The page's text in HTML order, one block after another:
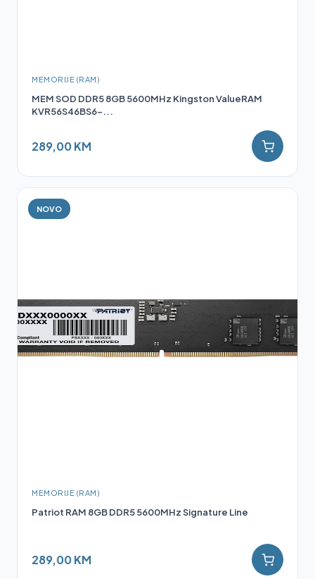
MEMORIJE (RAM)
MEM SOD DDR5 8GB 5600MHz Kingston ValueRAM
KVR56S46BS6-...
289,00 KM
NOVO
MEMORIJE (RAM)
Patriot RAM 8GB DDR5 5600MHz Signature Line
289,00 KM